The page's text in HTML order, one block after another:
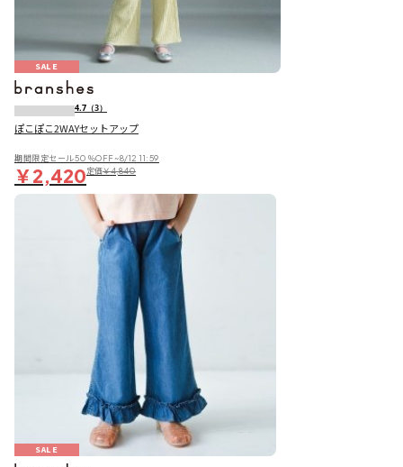
SALE
4.7 （3）
ぽこぽこ2WAYセットアップ
期間限定セール50％OFF~8/12 11:59
￥2,420定価￥4,840
SALE